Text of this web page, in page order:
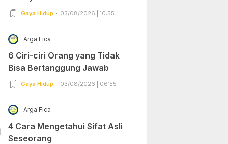
Gaya Hidup 03/08/2026 | 10:55
Arga Fica
6 Ciri-ciri Orang yang Tidak
Bisa Bertanggung Jawab
Gaya Hidup 03/08/2026 | 06:55
Arga Fica
4 Cara Mengetahui Sifat Asli
Seseorang